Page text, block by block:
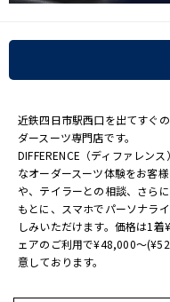
近鉄四日市駅西口を出てすぐ
ダースーツ専門店です。
DIFFERENCE（ディファレン
なオーダースーツ体験をお客
や、テイラーとの相談、さら
もとに、スマホでパーソナラ
しみいただけます。価格は1
ェアのご利用で¥48,000～
意しております。